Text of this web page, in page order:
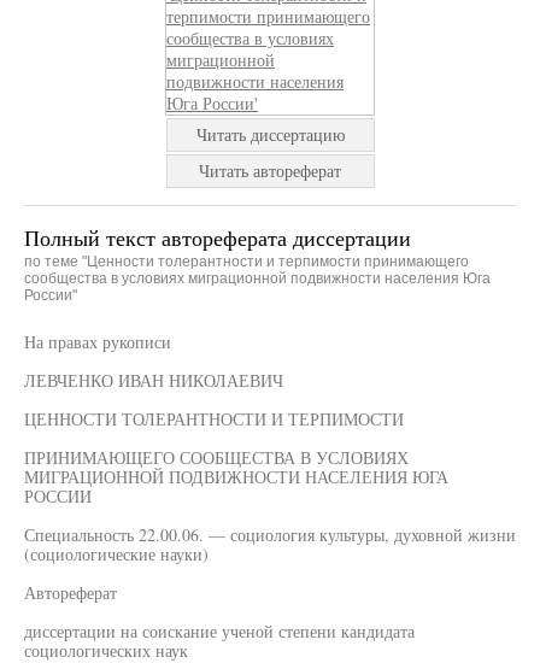
Читать диссертацию
Читать автореферат
Полный текст автореферата диссертации
по теме "Ценности толерантности и терпимости принимающего
сообщества в условиях миграционной подвижности населения Юга
России"
На правах рукописи
ЛЕВЧЕНКО ИВАН НИКОЛАЕВИЧ
ЦЕННОСТИ ТОЛЕРАНТНОСТИ И ТЕРПИМОСТИ
ПРИНИМАЮЩЕГО СООБЩЕСТВА В УСЛОВИЯХ
МИГРАЦИОННОЙ ПОДВИЖНОСТИ НАСЕЛЕНИЯ ЮГА
РОССИИ
Специальность 22.00.06. — социология культуры, духовной жизни
(социологические науки)
Автореферат
диссертации на соискание ученой степени кандидата
социологических наук